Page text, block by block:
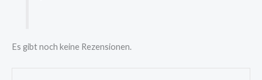
Es gibt noch keine Rezensionen.